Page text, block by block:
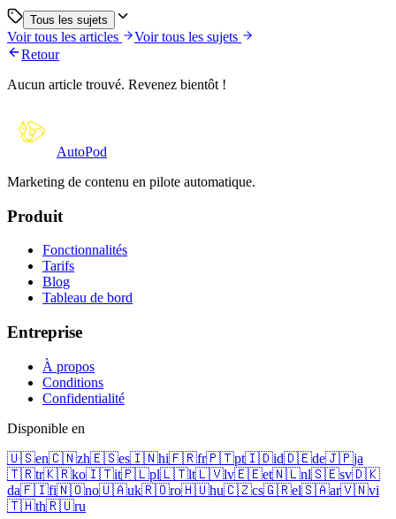
Tous les sujets
Voir tous les articles
Voir tous les sujets
Retour
Aucun article trouvé. Revenez bientôt !
AutoPod
Marketing de contenu en pilote automatique.
Produit
Fonctionnalités
Tarifs
Blog
Tableau de bord
Entreprise
À propos
Conditions
Confidentialité
Disponible en
🇺🇸en🇨🇳zh🇪🇸es🇮🇳hi🇫🇷fr🇵🇹pt🇮🇩id🇩🇪de🇯🇵ja
🇹🇷tr🇰🇷ko🇮🇹it🇵🇱pl🇱🇹lt🇱🇻lv🇪🇪et🇳🇱nl🇸🇪sv🇩🇰
da🇫🇮fi🇳🇴no🇺🇦uk🇷🇴ro🇭🇺hu🇨🇿cs🇬🇷el🇸🇦ar🇻🇳vi
🇹🇭th🇷🇺ru